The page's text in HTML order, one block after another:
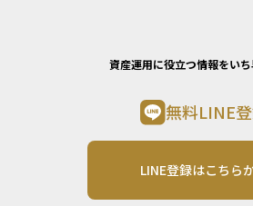
資産運用に役立つ情報をい
無料LINE
LINE登録はこちら